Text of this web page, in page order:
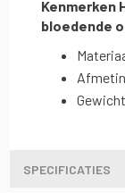
Kenmerken
bloedende
SPECIFICATIES